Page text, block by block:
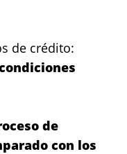
de crédito:
de
con los